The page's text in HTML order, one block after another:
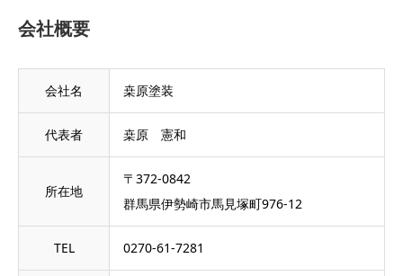
会社概要
会社名 桒原塗装
代表者 桒原 憲和
所在地
〒372-0842
群馬県伊勢崎市馬見塚町976-12
TEL 0270-61-7281